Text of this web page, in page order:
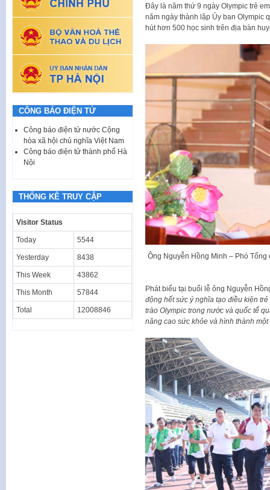
Đây là năm thứ 9 ngày Olympic trẻ
năm ngày thành lập Ủy ban Olympic
hút hơn 500 học sinh trên địa bàn
Ông Nguyễn Hồng Minh – Phó
Phát biểu tại buổi lễ ông Nguyễn
động hết sức ý nghĩa tạo điều kiện
trào Olympic trong nước và quốc tế
nâng cao sức khỏe và hình thành
CÔNG BÁO ĐIỆN TỬ
Công báo điện tử nước Cộng
hòa xã hội chủ nghĩa Việt Nam
Công báo điện tử thành phố Hà
Nội
THỐNG KÊ TRUY CẬP
Visitor Status
Today 5544
Yesterday 8438
This Week 43862
This Month 57844
Total 12008846